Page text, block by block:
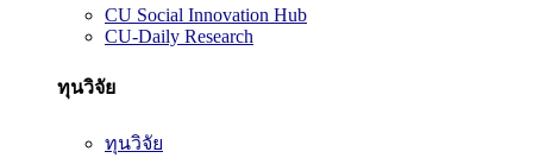
CU Social Innovation Hub
CU-Daily Research
ทุนวิจัย
ทุนวิจัย